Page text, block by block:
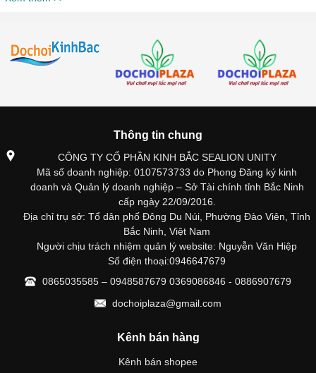
Thông tin chung
CÔNG TY CỔ PHẦN KINH BẮC SEALION UNITY
Mã số doanh nghiệp: 0107573733 do Phong Đăng ký kinh
doanh và Quản lý doanh nghiệp – Sở Tài chính tỉnh Bắc Ninh
cấp ngày 22/09/2016.
Địa chỉ trụ sở: Tổ dân phố Đông Du Núi, Phường Đào Viên, Tỉnh
Bắc Ninh, Việt Nam
Người chịu trách nhiệm quản lý website: Nguyễn Văn Hiệp
Số điện thoại:0946647679
0865035585 – 0948587679 0369086846 - 0886907679
dochoiplaza@gmail.com
Kênh bán hàng
Kênh bán shopee